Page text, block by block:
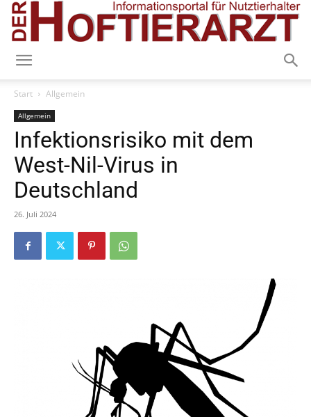
Start Allgemein
Allgemein
Infektionsrisiko mit dem
West-Nil-Virus in
Deutschland
26. Juli 2024